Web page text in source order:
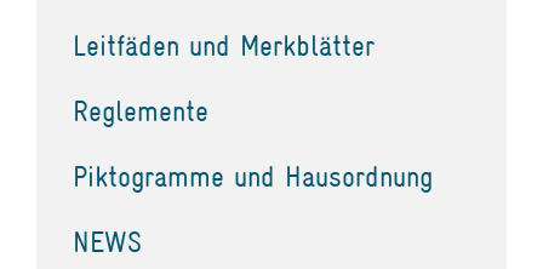
Leitfäden und Merkblätter
Reglemente
Piktogramme und Hausordnung
NEWS